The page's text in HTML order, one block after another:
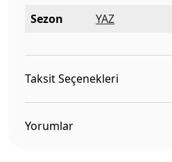
Sezon
YAZ
Taksit Seçenekleri
Yorumlar